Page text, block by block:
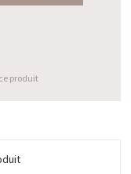
produit